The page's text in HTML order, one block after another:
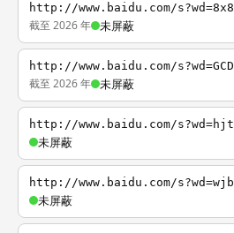
http://www.baidu.com/s?wd=8x8
截至 2026 年 未屏蔽
http://www.baidu.com/s?wd=GCD
截至 2026 年 未屏蔽
http://www.baidu.com/s?wd=hjt
未屏蔽
http://www.baidu.com/s?wd=wjb
未屏蔽